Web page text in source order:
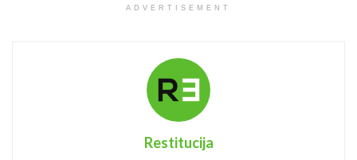
ADVERTISEMENT
Restitucija